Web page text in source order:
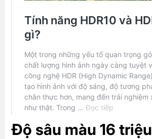
Độ sâu màu 16 triệu